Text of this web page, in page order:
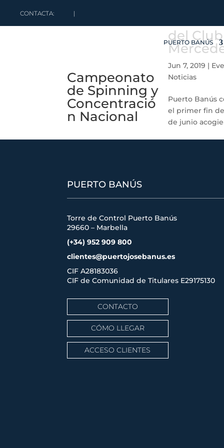
CONTACTA: |
PUERTO BANÚS
Campeonato
de Spinning y
Concentració
n Nacional
del
Jun 7, 2019 |
Noticias
Puerto Banús
el primer fin
de junio
PUERTO BANÚS
Torre de Control Puerto Banús
29660 – Marbella
(+34) 952 909 800
clientes@puertojosebanus.es
CIF A28183036
CIF de Comunidad de Titulares E29175130
CONTACTO
CÓMO LLEGAR
ACCESO CLIENTES